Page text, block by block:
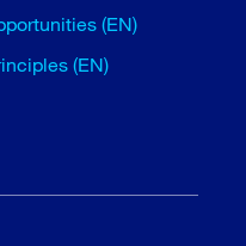
(EN)
(EN)